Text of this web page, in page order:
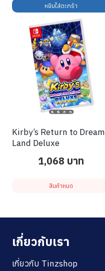
หยิบใส่ตะกร้า
Kirby’s Return to Dream
Land Deluxe
1,068 บาท
สินค้าหมด
เกี่ยวกับเรา
เกี่ยวกับ Tinzshop